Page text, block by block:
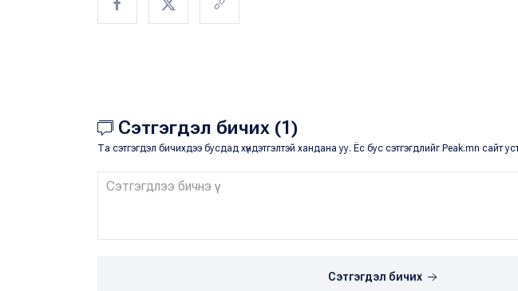
Сэтгэгдэл бичих (1)
Та сэтгэгдэл бичихдээ бусдад хүндэтгэлтэй хандана уу. Ёс бус сэтгэгдлийг Peak.mn сайт
Сэтгэгдэл бичих